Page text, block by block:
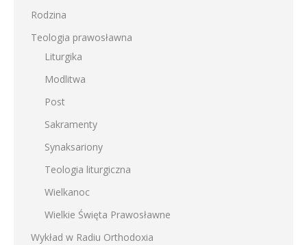
Rodzina
Teologia prawosławna
Liturgika
Modlitwa
Post
Sakramenty
Synaksariony
Teologia liturgiczna
Wielkanoc
Wielkie Święta Prawosławne
Wykład w Radiu Orthodoxia